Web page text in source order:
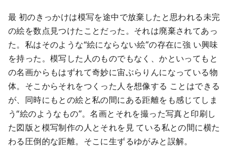
最 初のきっかけは模写を途中で放棄したと思われる未完
の絵を数点見つけたことだった。それは廃棄されてあっ
た。私はそのような“絵にならない絵”の存在に強 い興味
を持った。模写した人のものでもなく、かといってもと
の名画からもはずれて奇妙に宙ぶらりんになっている物
体。そこからそれをつくった人を想像する ことはできる
が、同時にもとの絵と私の間にある距離をも感じてしま
う“絵のようなもの”。名画とそれを撮った写真と印刷し
た図版と模写制作の人とそれを見 ている私との間に横た
わる圧倒的な距離。そこに生ずるゆがみと誤解。